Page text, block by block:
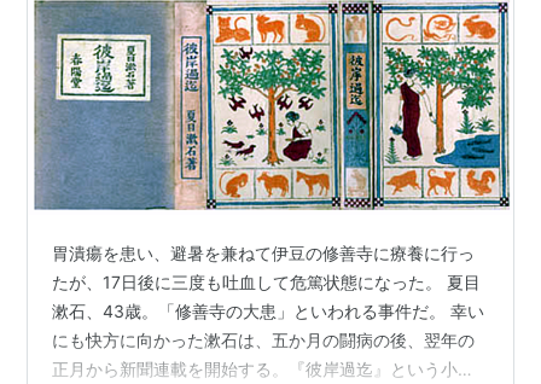
購入: 2人クリック: 39回
この商品を含むブログ (54件) を見る
彼岸過迄 (岩波文庫)
作者:夏目漱石
出版社/メーカー:岩波書店
発売日:1990/04/16
クリック: 7回
この商品を含むブログ (19件) を見る
胃潰瘍を患い、避暑を兼ねて伊豆の修善寺に療養に行っ
たが、17日後に三度も吐血して危篤状態になった。 夏目
漱石、43歳。「修善寺の大患」といわれる事件だ。 幸い
にも快方に向かった漱石は、五か月の闘病の後、翌年の
正月から新聞連載を開始する。『彼岸過迄』という小説